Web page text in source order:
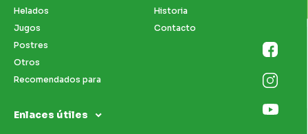
Helados
Jugos
Postres
Otros
Recomendados para
Historia
Contacto
Enlaces útiles